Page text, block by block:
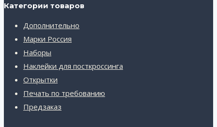
Категории товаров
Дополнительно
Марки Россия
Наборы
Наклейки для посткроссинга
Открытки
Печать по требованию
Предзаказ